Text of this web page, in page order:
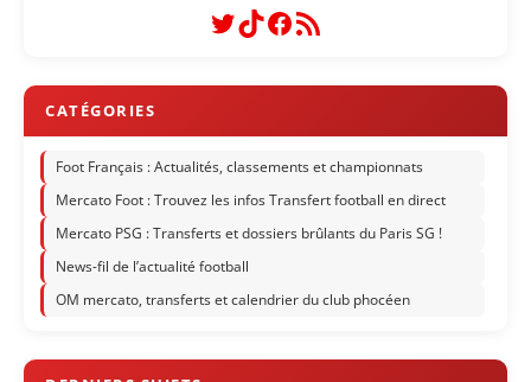
Twitter
TikTok
Facebook
Flux RSS
Foot Français : Actualités, classements et championnats
Mercato Foot : Trouvez les infos Transfert football en direct
Mercato PSG : Transferts et dossiers brûlants du Paris SG !
News-fil de l’actualité football
OM mercato, transferts et calendrier du club phocéen